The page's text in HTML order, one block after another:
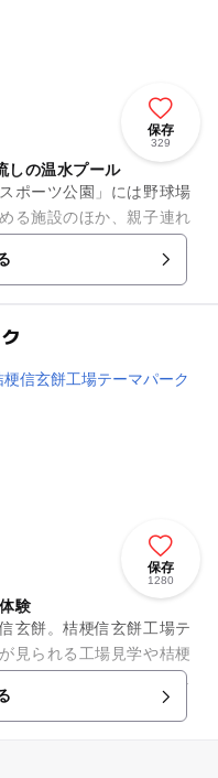
保存
329
しの温水プール
ポーツ公園」には野球場
る施設のほか、親子連れ
プールは3種
保存
1280
験
玄餅。桔梗信玄餅工場テ
見られる工場見学や桔梗
す。また、お菓子の美術